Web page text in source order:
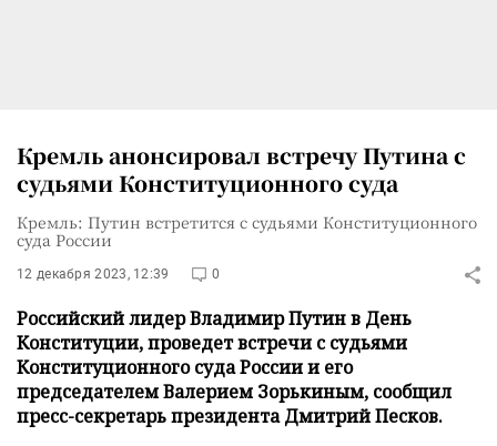
Кремль анонсировал встречу Путина с
судьями Конституционного суда
Кремль: Путин встретится с судьями Конституционного
суда России
12 декабря 2023, 12:39 0
Российский лидер Владимир Путин в День
Конституции, проведет встречи с судьями
Конституционного суда России и его
председателем Валерием Зорькиным, сообщил
пресс-секретарь президента Дмитрий Песков.